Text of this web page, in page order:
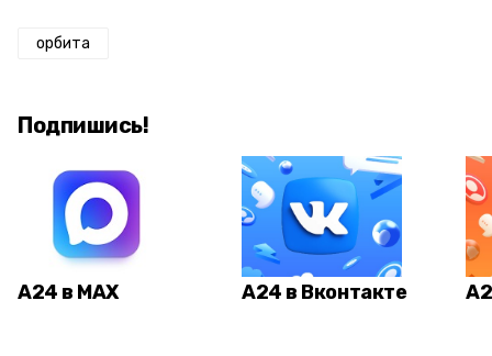
орбита
Подпишись!
А24 в MAX А24 в Вконтакте